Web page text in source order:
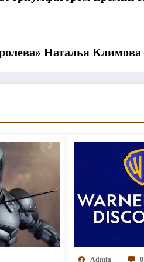
Наталья Климова
Admin 0